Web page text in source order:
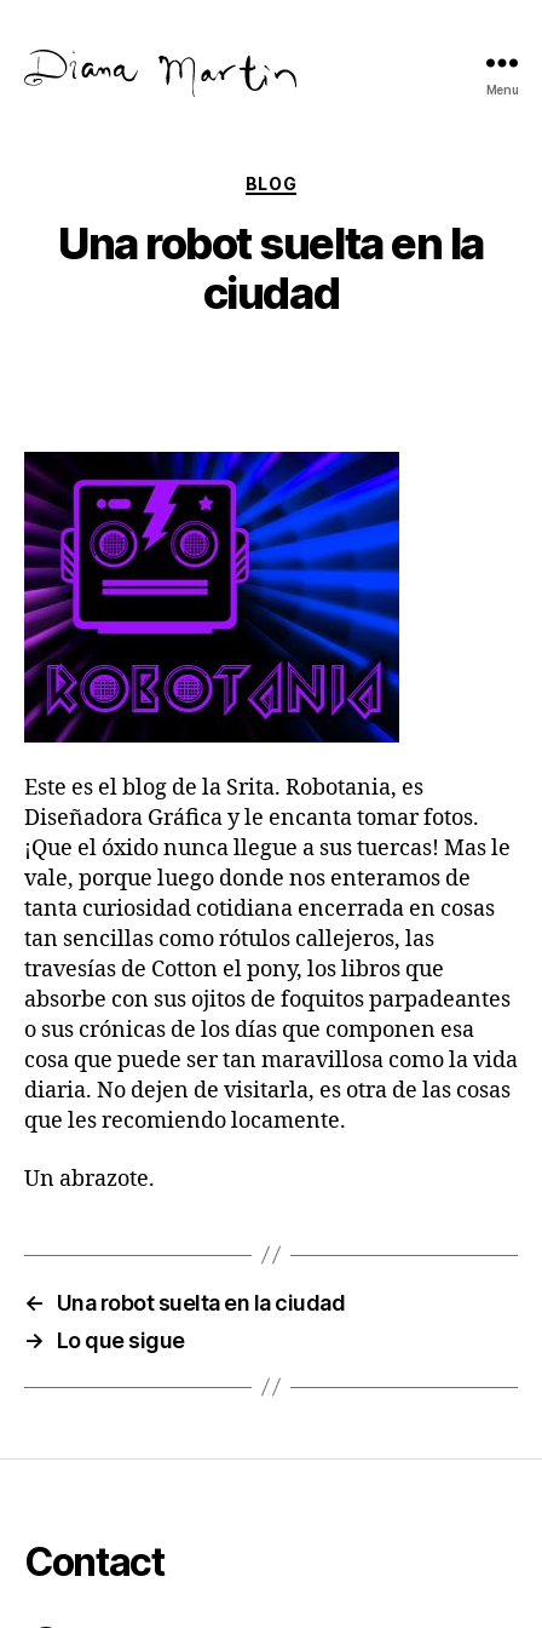
Menu
Categories
BLOG
Una robot suelta en la
ciudad
Este es el blog de la Srita. Robotania, es
Diseñadora Gráfica y le encanta tomar fotos.
¡Que el óxido nunca llegue a sus tuercas! Mas le
vale, porque luego donde nos enteramos de
tanta curiosidad cotidiana encerrada en cosas
tan sencillas como rótulos callejeros, las
travesías de Cotton el pony, los libros que
absorbe con sus ojitos de foquitos parpadeantes
o sus crónicas de los días que componen esa
cosa que puede ser tan maravillosa como la vida
diaria. No dejen de visitarla, es otra de las cosas
que les recomiendo locamente.
Un abrazote.
←
Una robot suelta en la ciudad
→
Lo que sigue
Contact